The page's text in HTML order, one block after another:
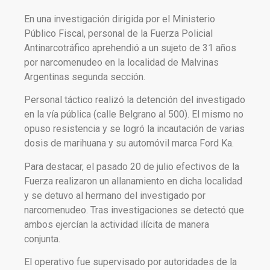
En una investigación dirigida por el Ministerio
Público Fiscal, personal de la Fuerza Policial
Antinarcotráfico aprehendió a un sujeto de 31 años
por narcomenudeo en la localidad de Malvinas
Argentinas segunda sección.
Personal táctico realizó la detención del investigado
en la vía pública (calle Belgrano al 500). El mismo no
opuso resistencia y se logró la incautación de varias
dosis de marihuana y su automóvil marca Ford Ka.
Para destacar, el pasado 20 de julio efectivos de la
Fuerza realizaron un allanamiento en dicha localidad
y se detuvo al hermano del investigado por
narcomenudeo. Tras investigaciones se detectó que
ambos ejercían la actividad ilícita de manera
conjunta.
El operativo fue supervisado por autoridades de la